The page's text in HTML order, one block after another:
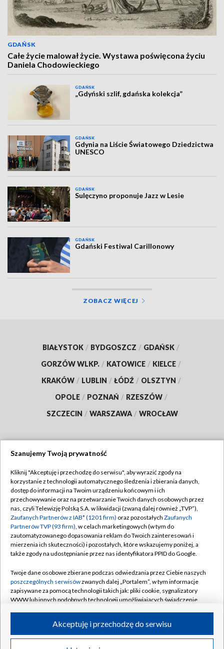
GDAŃSK
Całe życie malował życie. Wystawa poświęcona życiu
Daniela Chodowieckiego
GDAŃSK
„Gdyński szlif, gdańska kolekcja”
GDAŃSK
Gdynia na Liście Światowego Dziedzictwa
UNESCO
GDAŃSK
Sulęczyno proponuje Jazz w Lesie
GDAŃSK
Gdański Festiwal Carillonowy
ZOBACZ WIĘCEJ
BIAŁYSTOK / BYDGOSZCZ / GDAŃSK /
GORZÓW WLKP. / KATOWICE / KIELCE /
KRAKÓW / LUBLIN / ŁÓDŹ / OLSZTYN /
OPOLE / POZNAŃ / RZESZÓW /
SZCZECIN / WARSZAWA / WROCŁAW
TVP
Abonament TVP
Emisja w TVP
Centrum informacji TVP
Naziemna Telewizja Cyfrowa
Rada Programowa
System NOS
Informacje o nadawcy
Program dla prasy
Regulamin TVP
Polityka prywatności
Moje zgody
Pomoc
Kontakt
Kanały
©2026 Telewizja Polska S.A. w likwidacji
Szanujemy Twoją prywatność
Kliknij "Akceptuję i przechodzę do serwisu", aby wyrazić zgody na
korzystanie z technologii automatycznego śledzenia i zbierania danych,
dostęp do informacji na Twoim urządzeniu końcowym i ich
przechowywanie oraz na przetwarzanie Twoich danych osobowych przez
nas, czyli Telewizję Polską S.A. w likwidacji (zwaną dalej również „TVP”),
Zaufanych Partnerów z IAB* (1201 firm) oraz pozostałych Zaufanych
Partnerów TVP (93 firm), w celach marketingowych (w tym do
zautomatyzowanego dopasowania reklam do Twoich zainteresowań i
mierzenia ich skuteczności) i pozostałych, które wskazujemy poniżej, a
także zgody na udostępnianie przez nas identyfikatora PPID do Google.
Twoje dane osobowe zbierane podczas odwiedzania przez Ciebie naszych
poszczególnych serwisówzwanych dalej „Portalem”, w tym informacje
zapisywane za pomocą technologii takich jak: pliki cookie, sygnalizatory
WWW lub innych podobnych technologii umożliwiających świadczenie
ruchu w Internecie.
Twoje dane osobowe zbierane podczas odwiedzania przez Ciebie
Akceptuję i przechodzę do serwisu